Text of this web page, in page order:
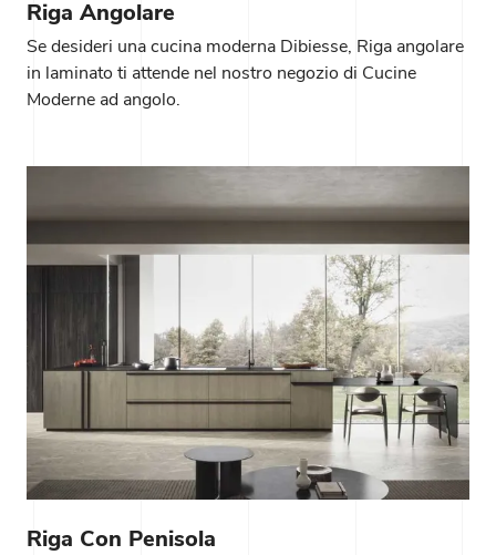
Riga Angolare
Se desideri una cucina moderna Dibiesse, Riga angolare
in laminato ti attende nel nostro negozio di Cucine
Moderne ad angolo.
Riga Con Penisola